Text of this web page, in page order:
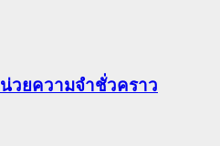
วยความจำชั่วคราว